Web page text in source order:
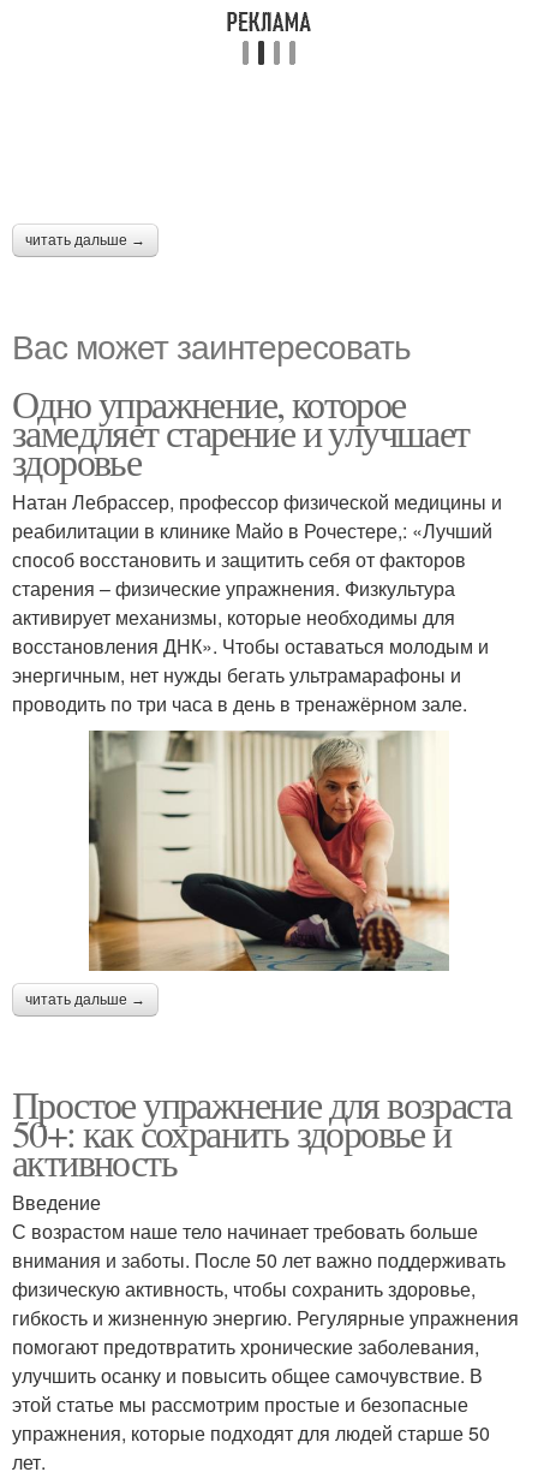
читать дальше →
Вас может заинтересовать
Одно упражнение, которое
замедляет старение и улучшает
здоровье
Натан Лебрассер, профессор физической медицины и
реабилитации в клинике Майо в Рочестере,: «Лучший
способ восстановить и защитить себя от факторов
старения – физические упражнения. Физкультура
активирует механизмы, которые необходимы для
восстановления ДНК». Чтобы оставаться молодым и
энергичным, нет нужды бегать ультрамарафоны и
проводить по три часа в день в тренажёрном зале.
читать дальше →
Простое упражнение для возраста
50+: как сохранить здоровье и
активность
Введение
С возрастом наше тело начинает требовать больше
внимания и заботы. После 50 лет важно поддерживать
физическую активность, чтобы сохранить здоровье,
гибкость и жизненную энергию. Регулярные упражнения
помогают предотвратить хронические заболевания,
улучшить осанку и повысить общее самочувствие. В
этой статье мы рассмотрим простые и безопасные
упражнения, которые подходят для людей старше 50
лет.